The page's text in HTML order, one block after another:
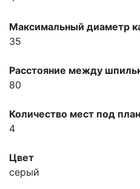
Максимальный диаметр
35
Расстояние между
80
Количество мест под
4
Цвет
серый